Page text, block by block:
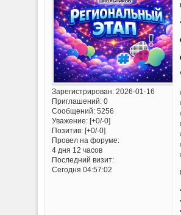
Зарегистрирован: 2026-01-16
Приглашений:0
Сообщений:5256
Уважение: [+0/-0]
Позитив: [+0/-0]
Провел на форуме:
4 дня 12 часов
Последний визит:
Сегодня 04:57:02